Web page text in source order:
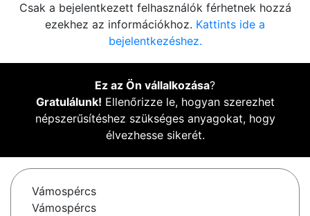
Csak a bejelentkezett felhasználók férhetnek hozzá
ezekhez az információkhoz. Kattints ide a
bejelentkezéshez.
Ez az Ön vállalkozása?
Gratulálunk! Ellenőrizze le, hogyan szerezhet
népszerűsítéshez szükséges anyagokat, hogy
élvezhesse sikerét.
Vámospércs
Vámospércs